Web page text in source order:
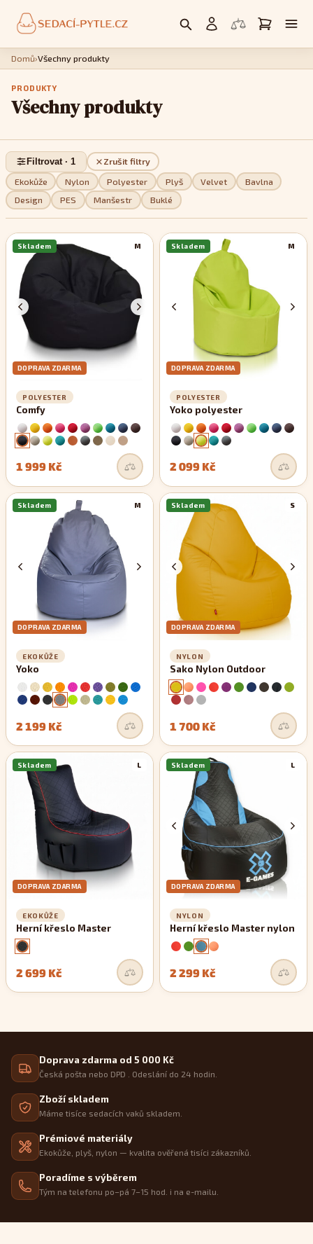
Domů›Všechny produkty
PRODUKTY
Všechny produkty
Ekokůže Nylon Polyester Plyš Velvet
Bavlna
Design
PES Manšestr Buklé
Zrušit filtry
Filtrovat · 1
M
DOPRAVA ZDARMA
Skladem
POLYESTER
Comfy
1 999 Kč
M
DOPRAVA ZDARMA
Skladem
POLYESTER
Yoko polyester
2 099 Kč
M
DOPRAVA ZDARMA
Skladem
EKOKŮŽE
Yoko
2 199 Kč
S
DOPRAVA ZDARMA
Skladem
NYLON
Sako Nylon Outdoor
1 700 Kč
L
DOPRAVA ZDARMA
Skladem
EKOKŮŽE
Herní křeslo Master
2 699 Kč
L
DOPRAVA ZDARMA
Skladem
NYLON
Herní křeslo Master nylon
2 299 Kč
Doprava zdarma od 5 000 Kč
Česká pošta nebo DPD . Odeslání do 24 hodin.
Zboží skladem
Máme tisíce sedacích vaků skladem.
Prémiové materiály
Ekokůže, plyš, nylon — kvalita ověřená tisíci zákazníků.
Poradíme s výběrem
Tým na telefonu po–pá 7–15 hod. i na e-mailu.